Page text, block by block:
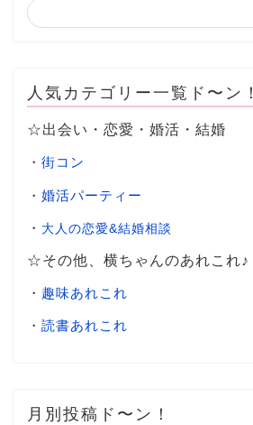
人気カテゴリー一覧ド〜ン！
☆出会い・恋愛・婚活・結婚
・ 街コン
・ 婚活パーティー
・ 大人の恋愛&結婚相談
☆その他、横ちゃんのあれこれ♪
・ 趣味あれこれ
・ 読書あれこれ
月別投稿ド〜ン！